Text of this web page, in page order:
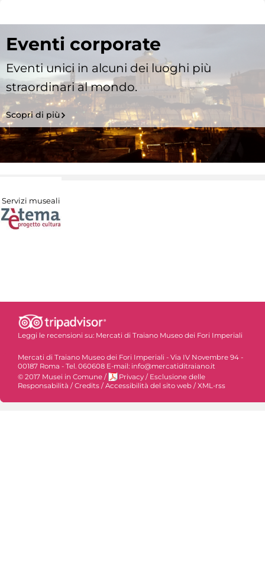
Eventi corporate
Eventi unici in alcuni dei luoghi più
straordinari al mondo.
Scopri di più
Servizi museali
Leggi le recensioni su: Mercati di Traiano Museo dei Fori Imperiali
Mercati di Traiano Museo dei Fori Imperiali - Via IV Novembre 94 -
00187 Roma - Tel. 060608 E-mail: info@mercatiditraiano.it
© 2017 Musei in Comune / Privacy / Esclusione delle
Responsabilità /Credits /Accessibilità del sito web /XML-rss